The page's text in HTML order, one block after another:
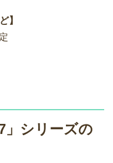
】
」シリーズの